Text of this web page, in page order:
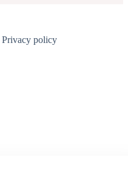
Privacy policy